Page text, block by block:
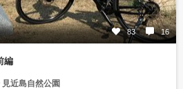
83 16
編
近島自然公園